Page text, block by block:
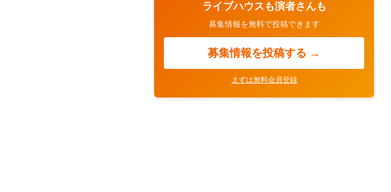
ライブハウスも演者さんも
募集情報を無料で投稿できます
募集情報を投稿する →
まずは無料会員登録